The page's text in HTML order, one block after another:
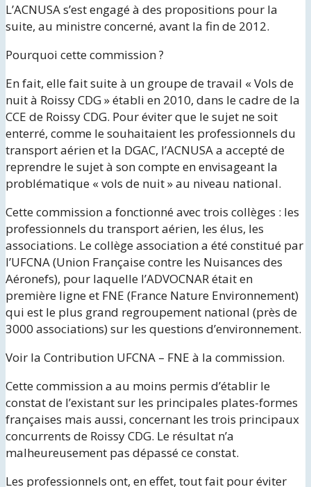
L’ACNUSA s’est engagé à des propositions pour la
suite, au ministre concerné, avant la fin de 2012.
Pourquoi cette commission ?
En fait, elle fait suite à un groupe de travail « Vols de
nuit à Roissy CDG » établi en 2010, dans le cadre de la
CCE de Roissy CDG. Pour éviter que le sujet ne soit
enterré, comme le souhaitaient les professionnels du
transport aérien et la DGAC, l’ACNUSA a accepté de
reprendre le sujet à son compte en envisageant la
problématique « vols de nuit » au niveau national.
Cette commission a fonctionné avec trois collèges : les
professionnels du transport aérien, les élus, les
associations. Le collège association a été constitué par
l’UFCNA (Union Française contre les Nuisances des
Aéronefs), pour laquelle l’ADVOCNAR était en
première ligne et FNE (France Nature Environnement)
qui est le plus grand regroupement national (près de
3000 associations) sur les questions d’environnement.
Voir la Contribution UFCNA – FNE à la commission.
Cette commission a au moins permis d’établir le
constat de l’existant sur les principales plates-formes
françaises mais aussi, concernant les trois principaux
concurrents de Roissy CDG. Le résultat n’a
malheureusement pas dépassé ce constat.
Les professionnels ont, en effet, tout fait pour éviter